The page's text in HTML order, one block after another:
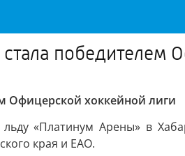
победителем
Офицерской хоккейной лиги
«Платинум Арены» в
края и ЕАО.